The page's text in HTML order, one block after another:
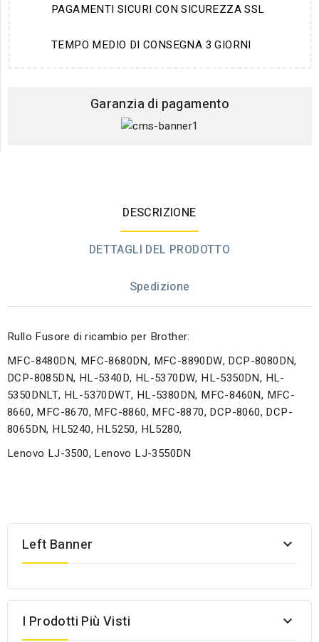
PAGAMENTI SICURI CON SICUREZZA SSL
TEMPO MEDIO DI CONSEGNA 3 GIORNI
Garanzia di pagamento
DESCRIZIONE
DETTAGLI DEL PRODOTTO
Spedizione
Rullo Fusore di ricambio per Brother:
MFC-8480DN, MFC-8680DN, MFC-8890DW, DCP-8080DN,
DCP-8085DN, HL-5340D, HL-5370DW, HL-5350DN, HL-
5350DNLT, HL-5370DWT, HL-5380DN, MFC-8460N, MFC-
8660, MFC-8670, MFC-8860, MFC-8870, DCP-8060, DCP-
8065DN, HL5240, HL5250, HL5280,
Lenovo LJ-3500, Lenovo LJ-3550DN
Left Banner 
I Prodotti Più Visti 